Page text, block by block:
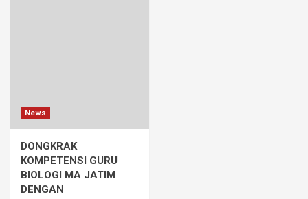
News
DONGKRAK
KOMPETENSI GURU
BIOLOGI MA JATIM
DENGAN